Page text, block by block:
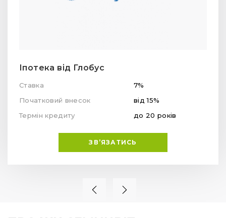
Іпотека від Глобус
Ставка
7%
Початковий внесок
від 15%
Термін кредиту
до 20 років
ЗВ’ЯЗАТИСЬ